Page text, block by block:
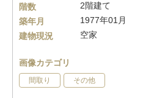
階数
2階建て
築年月
1977年01月
建物現況
空家
画像カテゴリ
間取り その他